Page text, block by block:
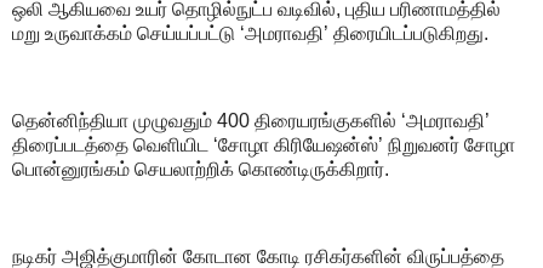
ஒலி ஆகியவை உயர் தொழில்நுட்ப வடிவில், புதிய பரிணாமத்தில்
மறு உருவாக்கம் செய்யப்பட்டு ‘அமராவதி’ திரையிடப்படுகிறது.
தென்னிந்தியா முழுவதும் 400 திரையரங்குகளில் ‘அமராவதி’
திரைப்படத்தை வெளியிட ‘சோழா கிரியேஷன்ஸ்’ நிறுவனர் சோழா
பொன்னுரங்கம் செயலாற்றிக் கொண்டிருக்கிறார்.
நடிகர் அஜித்குமாரின் கோடான கோடி ரசிகர்களின் விருப்பத்தை